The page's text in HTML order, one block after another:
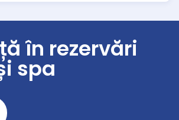
în rezervări
spa